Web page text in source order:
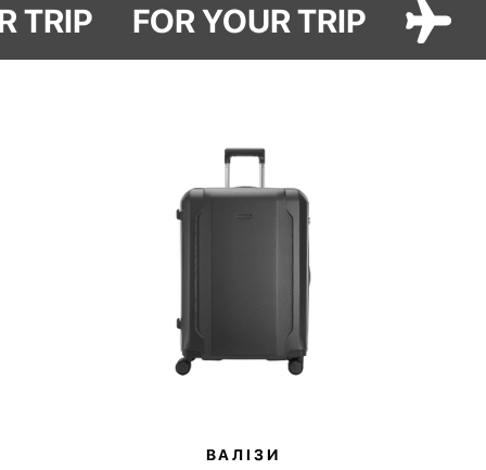
Ідеальний подарунок собі чи близьким, який буде нагадувати про
TRIP FOR YOUR TRIP
ВАЛІЗИ